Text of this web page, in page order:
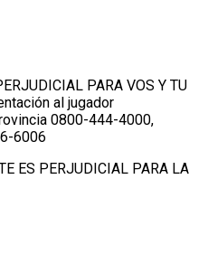
PARA VOS Y TU
al jugador
0800-444-4000,
6006
ES PERJUDICIAL PARA LA